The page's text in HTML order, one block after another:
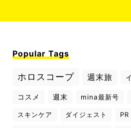
Popular Tags
ホロスコープ 週末旅
コスメ 週末 mina最新号
スキンケア ダイジェスト PR